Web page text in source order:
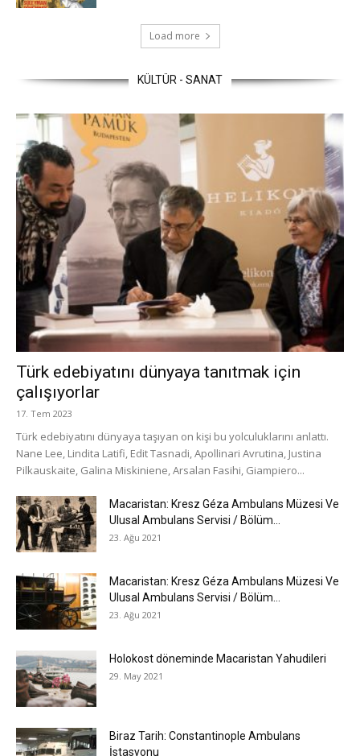
Load more
KÜLTÜR - SANAT
Türk edebiyatını dünyaya tanıtmak için
çalışıyorlar
17. Tem 2023
Türk edebiyatını dünyaya taşıyan on kişi bu yolculuklarını anlattı.
Nane Lee, Lindita Latifi, Edit Tasnadi, Apollinari Avrutina, Justina
Pilkauskaite, Galina Miskiniene, Arsalan Fasihi, Giampiero...
Macaristan: Kresz Géza Ambulans Müzesi Ve
Ulusal Ambulans Servisi / Bölüm...
23. Ağu 2021
Macaristan: Kresz Géza Ambulans Müzesi Ve
Ulusal Ambulans Servisi / Bölüm...
23. Ağu 2021
Holokost döneminde Macaristan Yahudileri
29. May 2021
Biraz Tarih: Constantinople Ambulans
İstasyonu